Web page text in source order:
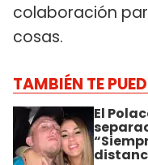
colaboración
cosas.
TAMBIÉN TE
El